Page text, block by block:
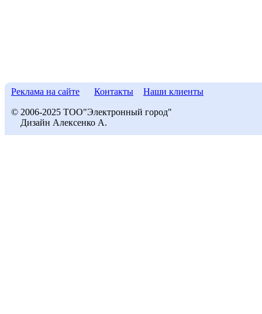
Реклама на сайте Контакты Наши клиенты
© 2006-2025 ТОО"Электронный город"
Дизайн Алексенко А.